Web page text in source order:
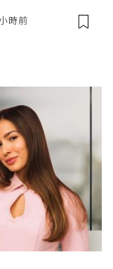
時前